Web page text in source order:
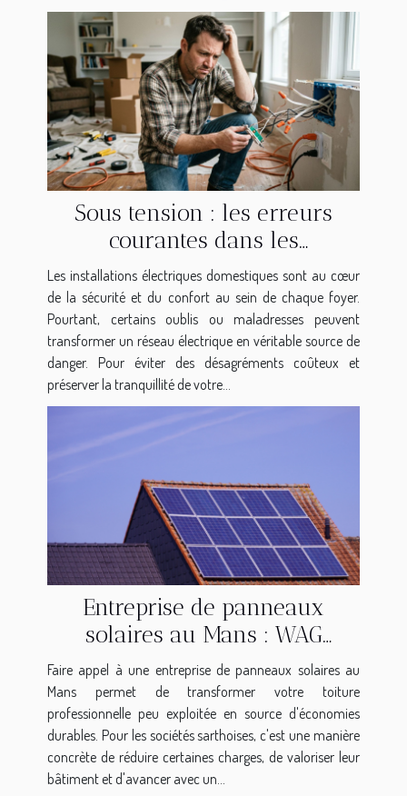
Sous tension : les erreurs
courantes dans les
installations électriques
domestiques
Les installations électriques domestiques sont au cœur
de la sécurité et du confort au sein de chaque foyer.
Pourtant, certains oublis ou maladresses peuvent
transformer un réseau électrique en véritable source de
danger. Pour éviter des désagréments coûteux et
préserver la tranquillité de votre...
Entreprise de panneaux
solaires au Mans : WAG
France transforme vos toitures
en atout financier
Faire appel à une entreprise de panneaux solaires au
Mans permet de transformer votre toiture
professionnelle peu exploitée en source d'économies
durables. Pour les sociétés sarthoises, c'est une manière
concrète de réduire certaines charges, de valoriser leur
bâtiment et d'avancer avec un...